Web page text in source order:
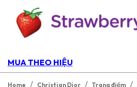
MUA THEO HIỆU
Home / Christian Dior / Trang điểm /